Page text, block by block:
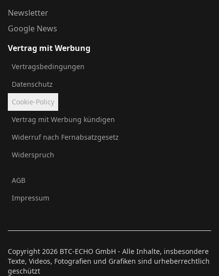
Newsletter
Google News
Vertrag mit Werbung
Vertragsbedingungen
Datenschutz
Cookie-Policy
Vertrag mit Werbung kündigen
Widerruf nach Fernabsatzgesetz
Widerspruch
AGB
Impressum
Copyright 2026 BTC-ECHO GmbH - Alle Inhalte, insbesondere
Texte, Videos, Fotografien und Grafiken sind urheberrechtlich
geschützt